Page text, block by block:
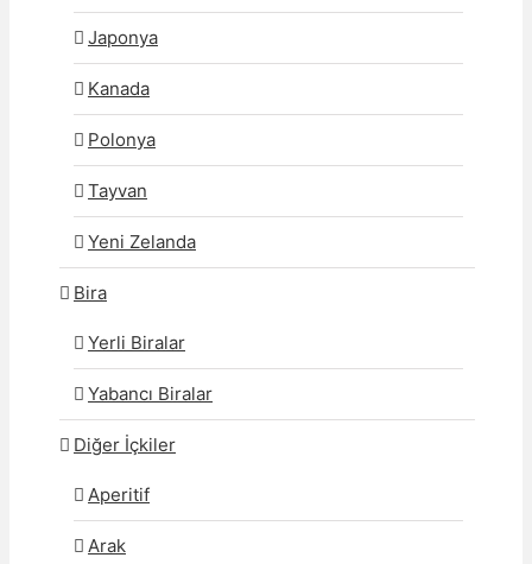
Japonya
Kanada
Polonya
Tayvan
Yeni Zelanda
Bira
Yerli Biralar
Yabancı Biralar
Diğer İçkiler
Aperitif
Arak